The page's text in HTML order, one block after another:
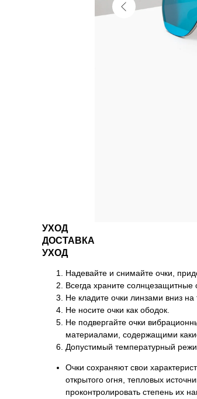
УХОД
ДОСТАВКА
УХОД
Надевайте и снимайте очки,
Всегда храните солнцезащитные
Не кладите очки линзами вниз
Не носите очки как ободок.
Не подвергайте очки
материалами, содержащими
Допустимый температурный
Очки сохраняют свои
открытого огня, тепловых
проконтролировать степень их